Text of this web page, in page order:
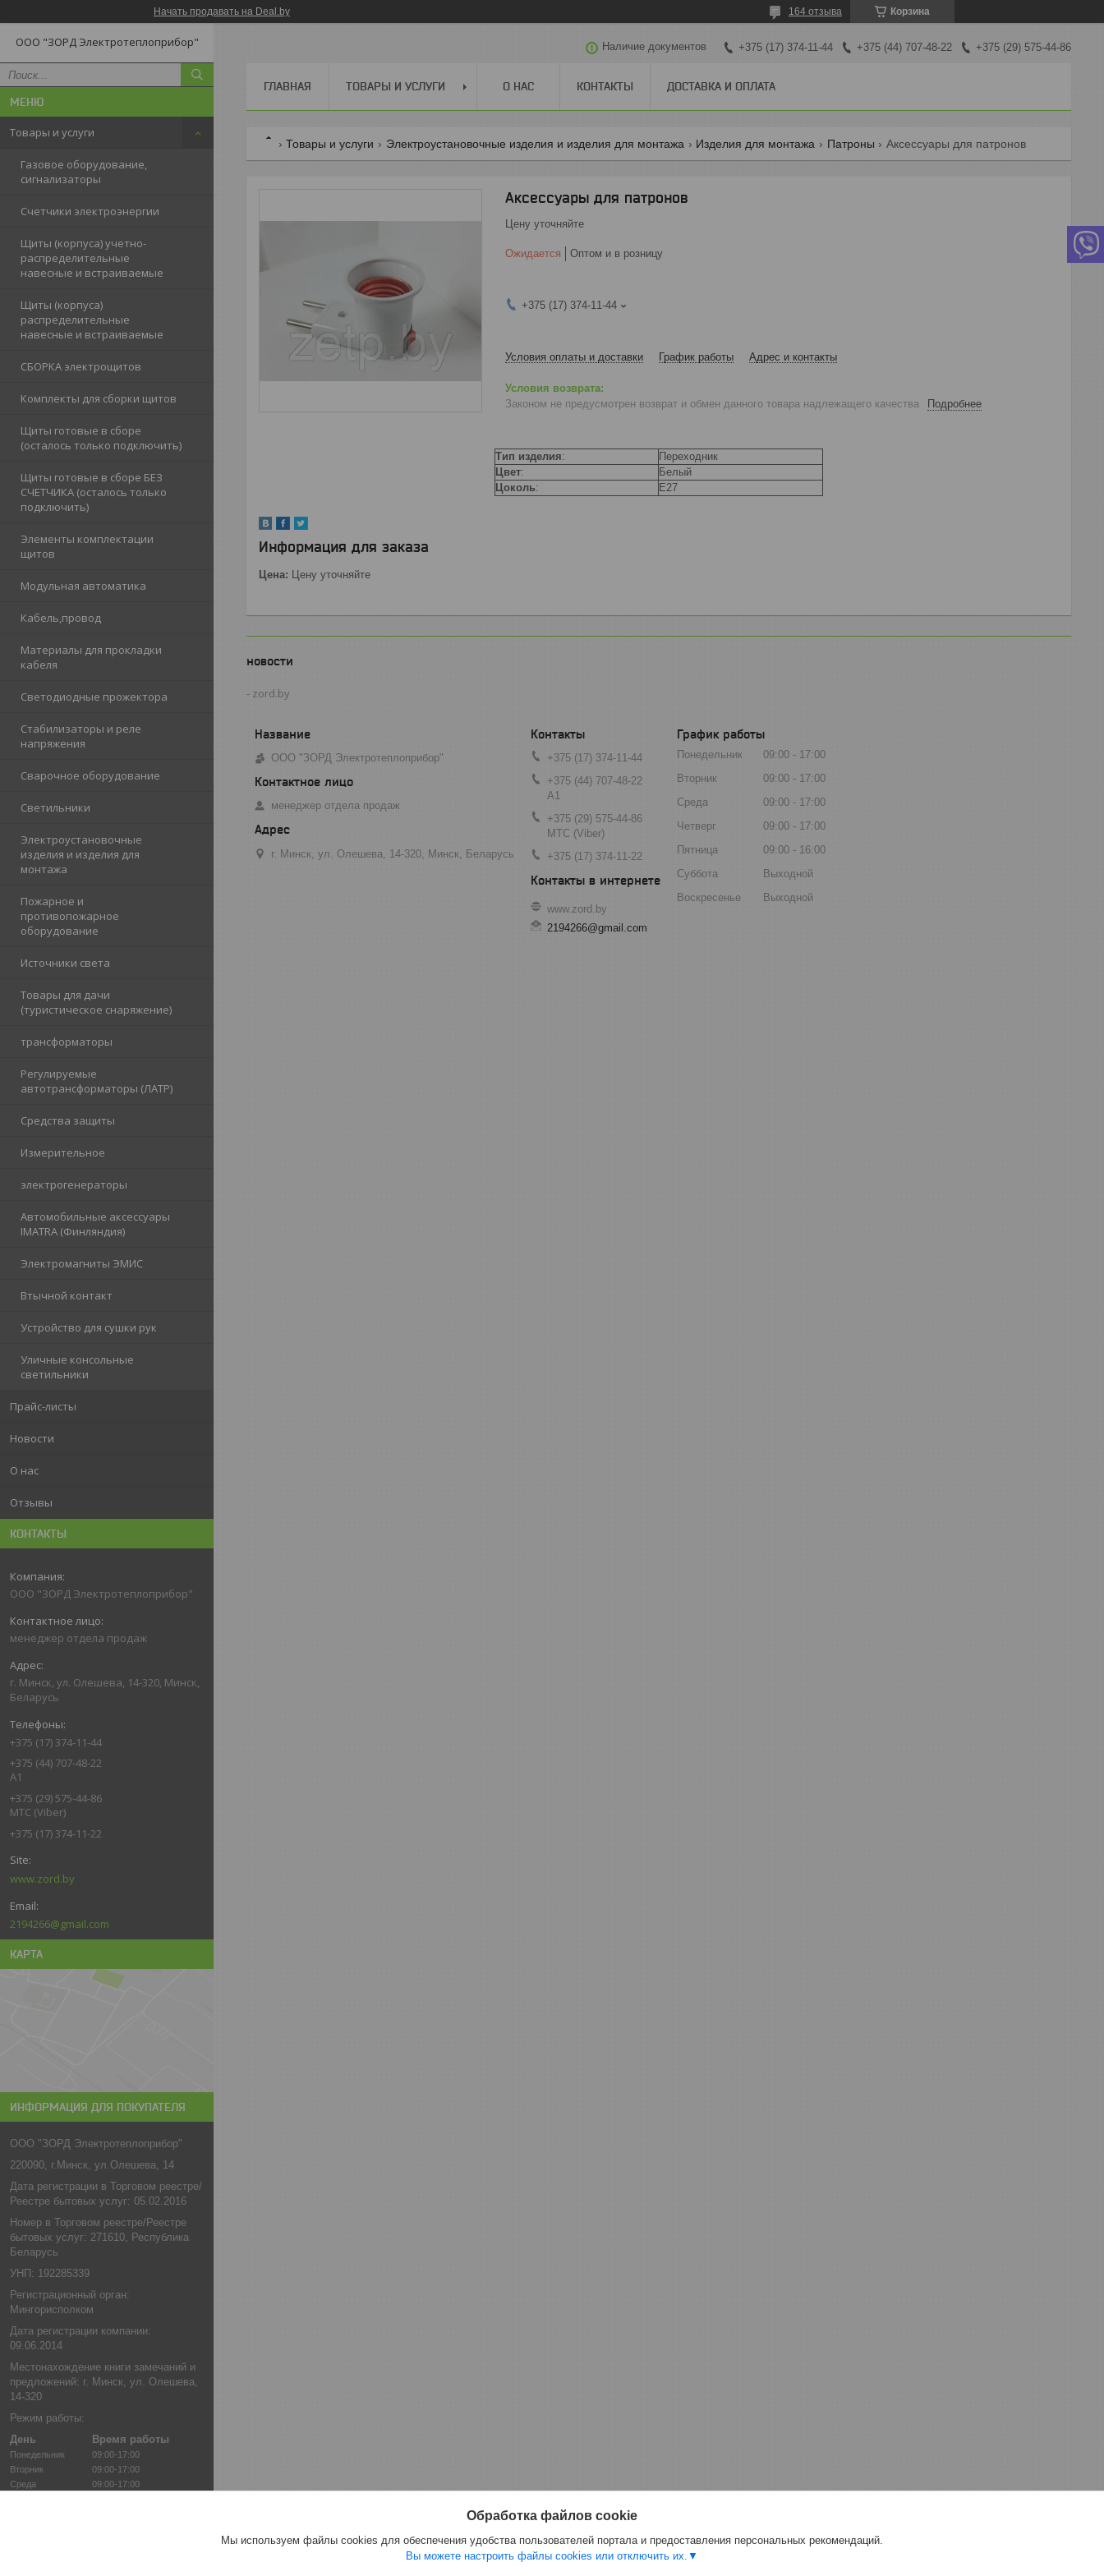
Начать продавать на Deal.by Корзина
164 отзыва
ООО "ЗОРД Электротеплоприбор"
Товары и услуги
Газовое оборудование,
сигнализаторы
Счетчики электроэнергии
Щиты (корпуса) учетно-
распределительные
навесные и встраиваемые
Щиты (корпуса)
распределительные
навесные и встраиваемые
СБОРКА электрощитов
Комплекты для сборки щитов
Щиты готовые в сборе
(осталось только подключить)
Щиты готовые в сборе БЕЗ
СЧЕТЧИКА (осталось только
подключить)
Элементы комплектации
щитов
Модульная автоматика
Кабель,провод
Материалы для прокладки
кабеля
Светодиодные прожектора
Стабилизаторы и реле
напряжения
Сварочное оборудование
Светильники
Электроустановочные
изделия и изделия для
монтажа
Пожарное и
противопожарное
оборудование
Источники света
Товары для дачи
(туристическое снаряжение)
трансформаторы
Регулируемые
автотрансформаторы (ЛАТР)
Средства защиты
Измерительное
электрогенераторы
Автомобильные аксессуары
IMATRA (Финляндия)
Электромагниты ЭМИС
Втычной контакт
Устройство для сушки рук
Уличные консольные
светильники
Прайс-листы
Новости
О нас
Отзывы
КОНТАКТЫ
ООО "ЗОРД Электротеплоприбор"
менеджер отдела продаж
г. Минск, ул. Олешева, 14-320, Минск,
Беларусь
+375 (17) 374-11-44
+375 (44) 707-48-22
А1
+375 (29) 575-44-86
МТС (Viber)
+375 (17) 374-11-22
www.zord.by
2194266@gmail.com
КАРТА
ИНФОРМАЦИЯ ДЛЯ ПОКУПАТЕЛЯ
ООО "ЗОРД Электротеплоприбор"
220090, г.Минск, ул.Олешева, 14
Дата регистрации в Торговом реестре/
Реестре бытовых услуг: 05.02.2016
Номер в Торговом реестре/Реестре
бытовых услуг: 271610, Республика
Беларусь
УНП: 192285339
Регистрационный орган:
Мингорисполком
Дата регистрации компании:
09.06.2014
Местонахождение книги замечаний и
предложений: г. Минск, ул. Олешева,
14-320
Режим работы:
День
Время работы
Понедельник
09:00-17:00
Вторник
09:00-17:00
Среда
09:00-17:00
Наличие документов +375 (17) 374-11-44 +375 (44) 707-48-22 +375 (29) 575-44-86
ГЛАВНАЯ ТОВАРЫ И УСЛУГИ О НАС КОНТАКТЫ ДОСТАВКА И ОПЛАТА
Товары и услуги Электроустановочные изделия и изделия для монтажа Изделия для монтажа Патроны Аксессуары для патронов
Аксессуары для патронов
Цену уточняйте
Ожидается Оптом и в розницу
+375 (17) 374-11-44
Условия оплаты и доставки График работы Адрес и контакты
Законом не предусмотрен возврат и обмен данного товара надлежащего качества Подробнее
Тип изделия:
Переходник
Цвет:
Белый
Цоколь: E27
Информация для заказа
Цена: Цену уточняйте
новости
zord.by
ООО "ЗОРД Электротеплоприбор"
менеджер отдела продаж
г. Минск, ул. Олешева, 14-320, Минск, Беларусь
+375 (17) 374-11-44
+375 (44) 707-48-22
А1
+375 (29) 575-44-86
МТС (Viber)
+375 (17) 374-11-22
www.zord.by
2194266@gmail.com
График работы
Понедельник 09:00
17:00
Вторник
09:00
17:00
Среда
09:00
17:00
Четверг
09:00
17:00
Пятница
09:00
16:00
Суббота
Выходной
Воскресенье
Выходной
Обработка файлов cookie
Мы используем файлы cookies для обеспечения удобства пользователей портала и предоставления персональных рекомендаций.
Вы можете настроить файлы cookies или отключить их.